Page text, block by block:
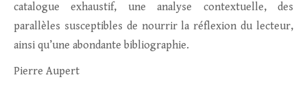
catalogue exhaustif, une analyse contextuelle, des
parallèles susceptibles de nourrir la réflexion du lecteur,
ainsi qu’une abondante bibliographie.
Pierre Aupert